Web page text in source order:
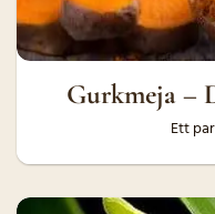
Gurkmeja –
Ett